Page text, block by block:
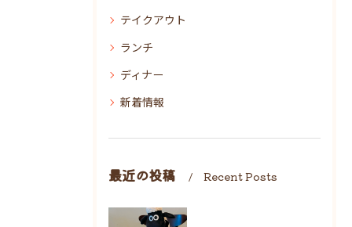
テイクアウト
ランチ
ディナー
新着情報
最近の投稿 Recent Posts